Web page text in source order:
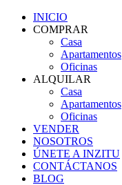
INICIO
COMPRAR
Casa
Apartamentos
Oficinas
ALQUILAR
Casa
Apartamentos
Oficinas
VENDER
NOSOTROS
ÚNETE A INZITU
CONTÁCTANOS
BLOG